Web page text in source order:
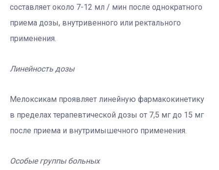
составляет около 7-12 мл / мин после однократного
приема дозы, внутривенного или ректального
применения.
Линейность дозы
Мелоксикам проявляет линейную фармакокинетику
в пределах терапевтической дозы от 7,5 мг до 15 мг
после приема и внутримышечного применения.
Особые группы больных